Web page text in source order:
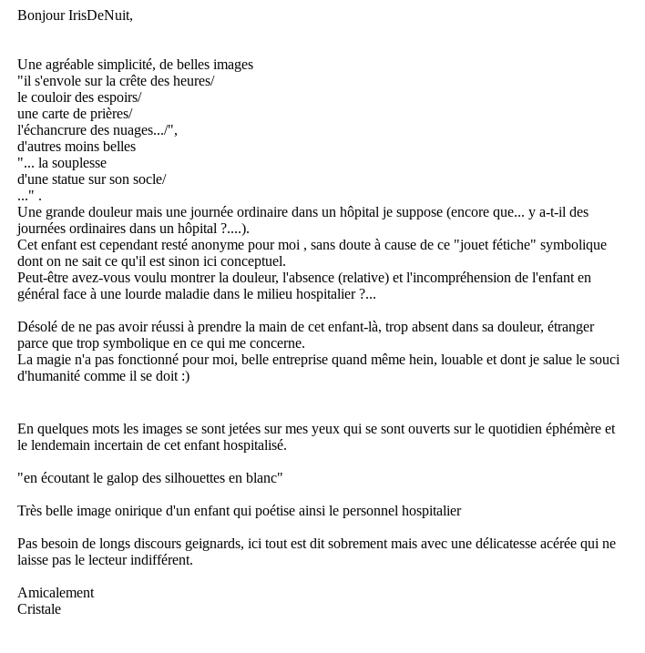
Bonjour IrisDeNuit,
Une agréable simplicité, de belles images
"il s'envole sur la crête des heures/
le couloir des espoirs/
une carte de prières/
l'échancrure des nuages.../",
d'autres moins belles
"... la souplesse
d'une statue sur son socle/
..." .
Une grande douleur mais une journée ordinaire dans un hôpital je suppose (encore que... y a-t-il des
journées ordinaires dans un hôpital ?....).
Cet enfant est cependant resté anonyme pour moi , sans doute à cause de ce "jouet fétiche" symbolique
dont on ne sait ce qu'il est sinon ici conceptuel.
Peut-être avez-vous voulu montrer la douleur, l'absence (relative) et l'incompréhension de l'enfant en
général face à une lourde maladie dans le milieu hospitalier ?...
Désolé de ne pas avoir réussi à prendre la main de cet enfant-là, trop absent dans sa douleur, étranger
parce que trop symbolique en ce qui me concerne.
La magie n'a pas fonctionné pour moi, belle entreprise quand même hein, louable et dont je salue le souci
d'humanité comme il se doit :)
En quelques mots les images se sont jetées sur mes yeux qui se sont ouverts sur le quotidien éphémère et
le lendemain incertain de cet enfant hospitalisé.
"en écoutant le galop des silhouettes en blanc"
Très belle image onirique d'un enfant qui poétise ainsi le personnel hospitalier
Pas besoin de longs discours geignards, ici tout est dit sobrement mais avec une délicatesse acérée qui ne
laisse pas le lecteur indifférent.
Amicalement
Cristale